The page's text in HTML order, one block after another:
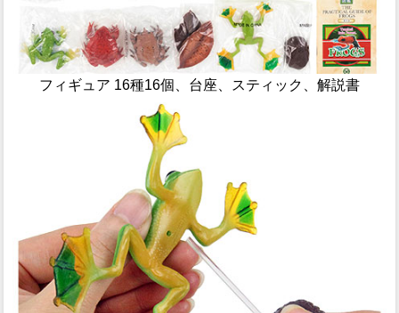
フィギュア 16種16個、台座、スティック、解説書